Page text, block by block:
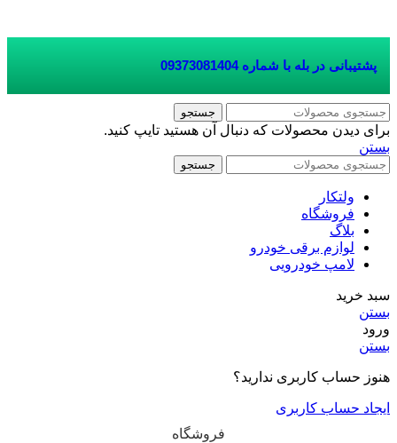
پشتیبانی در بله با شماره 09373081404
جستجو
برای دیدن محصولات که دنبال آن هستید تایپ کنید.
بستن
جستجو
ولتکار
فروشگاه
بلاگ
لوازم برقی خودرو
لامپ خودرویی
سبد خرید
بستن
ورود
بستن
هنوز حساب کاربری ندارید؟
ایجاد حساب کاربری
فروشگاه